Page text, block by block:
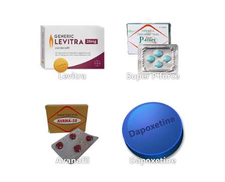
Levitra Super P-force
Avanafil Dapoxetine